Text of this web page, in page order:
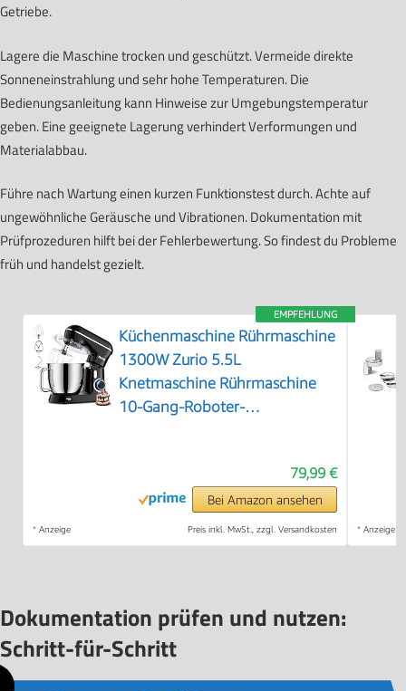
Getriebe.
Lagere die Maschine trocken und geschützt. Vermeide direkte
Sonneneinstrahlung und sehr hohe Temperaturen. Die
Bedienungsanleitung kann Hinweise zur Umgebungstemperatur
geben. Eine geeignete Lagerung verhindert Verformungen und
Materialabbau.
Führe nach Wartung einen kurzen Funktionstest durch. Achte auf
ungewöhnliche Geräusche und Vibrationen. Dokumentation mit
Prüfprozeduren hilft bei der Fehlerbewertung. So findest du Probleme
früh und handelst gezielt.
EMPFEHLUNG
Küchenmaschine Rührmaschine
1300W Zurio 5.5L
Knetmaschine Rührmaschine
10-Gang-Roboter-
Knethaken, Schneebesen,
Schwarzer Kneter
79,99 €
Bei Amazon ansehen
* Anzeige Preis inkl. MwSt., zzgl. Versandkosten * Anzeige
Dokumentation prüfen und nutzen:
Schritt-für-Schritt